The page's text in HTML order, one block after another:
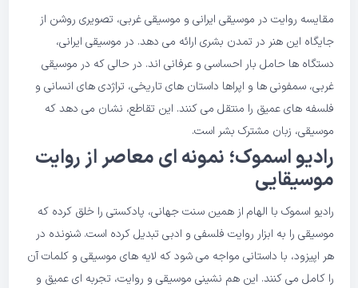
مقایسه روایت در موسیقی ایرانی و موسیقی غربی، تصویری روشن از
جایگاه این هنر در تمدن بشری ارائه می دهد. در موسیقی ایرانی،
دستگاه ها حامل بار احساسی و عرفانی اند. در حالی که در موسیقی
غربی، سمفونی ها و اپراها داستان های تاریخی، تراژدی های انسانی و
فلسفه های عمیق را منتقل می کنند. این تقاطع، نشان می دهد که
موسیقی، زبان مشترک بشر است.
رادیو اسموک؛ نمونه ای معاصر از روایت
موسیقایی
رادیو اسموک با الهام از همین سنت جهانی، پادکستی را خلق کرده که
موسیقی را به ابزار روایت فلسفی و ادبی تبدیل کرده است. شنونده در
هر اپیزود، با داستانی مواجه می شود که لایه های موسیقی و کلمات آن
را کامل می کنند. این هم نشینی موسیقی و روایت، تجربه ای عمیق و